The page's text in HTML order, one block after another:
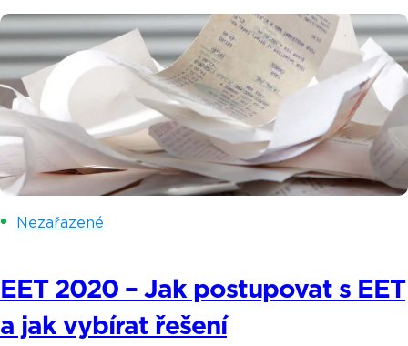
si i protiřečí a především vám chceme ušetřit čas.
Namísto vyhledávání informací a studia zákonů
se tak můžete soustředit na své podnikání.
Opravdu musím mít […]
Nezařazené
EET 2020 – Jak postupovat s EET
a jak vybírat řešení